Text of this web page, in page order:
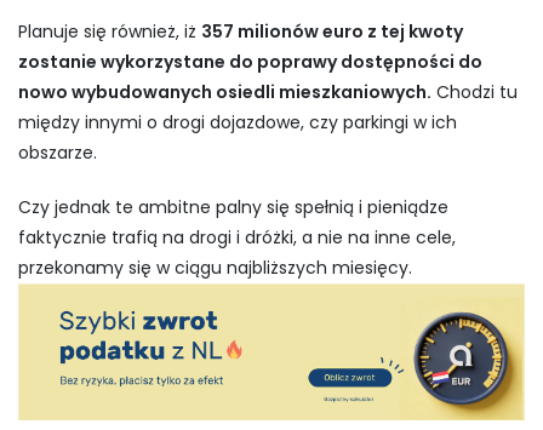
Planuje się również, iż 357 milionów euro z tej kwoty
zostanie wykorzystane do poprawy dostępności do
nowo wybudowanych osiedli mieszkaniowych. Chodzi tu
między innymi o drogi dojazdowe, czy parkingi w ich
obszarze.
Czy jednak te ambitne palny się spełnią i pieniądze
faktycznie trafią na drogi i dróżki, a nie na inne cele,
przekonamy się w ciągu najbliższych miesięcy.